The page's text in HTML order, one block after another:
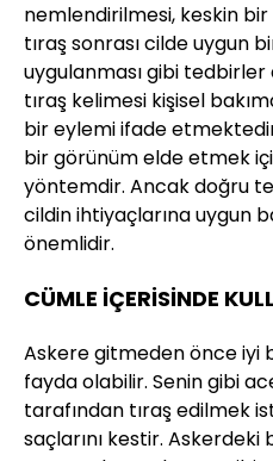
nemlendirilmesi, keskin bir
tıraş sonrası cilde uygun
uygulanması gibi tedbirler
tıraş kelimesi kişisel
bir eylemi ifade
bir görünüm elde etmek
yöntemdir. Ancak doğru
cildin ihtiyaçlarına uygun
önemlidir.
CÜMLE İÇERİSİNDE
Askere gitmeden önce iyi
fayda olabilir. Senin gibi
tarafından tıraş edilmek
saçlarını kestir.